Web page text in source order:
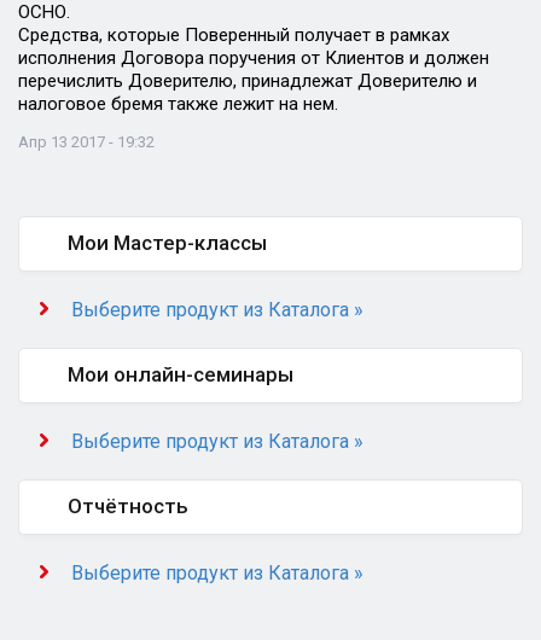
ОСНО.
Средства, которые Поверенный получает в рамках
исполнения Договора поручения от Клиентов и должен
перечислить Доверителю, принадлежат Доверителю и
налоговое бремя также лежит на нем.
Апр 13 2017 - 19:32
Мои Мастер-классы
Выберите продукт из Каталога »
Мои онлайн-семинары
Выберите продукт из Каталога »
Отчётность
Выберите продукт из Каталога »